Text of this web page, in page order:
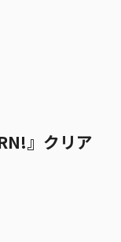
』クリア